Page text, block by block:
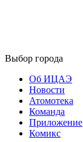
Выбор города
Об ИЦАЭ
Новости
Атомотека
Команда
Приложение
Комикс